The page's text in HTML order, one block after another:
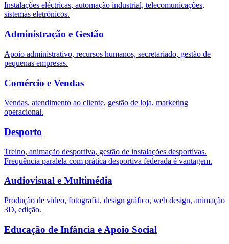
Instalações eléctricas, automação industrial, telecomunicações,
sistemas eletrónicos.
Administração e Gestão
Apoio administrativo, recursos humanos, secretariado, gestão de
pequenas empresas.
Comércio e Vendas
Vendas, atendimento ao cliente, gestão de loja, marketing
operacional.
Desporto
Treino, animação desportiva, gestão de instalações desportivas.
Frequência paralela com prática desportiva federada é vantagem.
Audiovisual e Multimédia
Produção de vídeo, fotografia, design gráfico, web design, animação
3D, edição.
Educação de Infância e Apoio Social